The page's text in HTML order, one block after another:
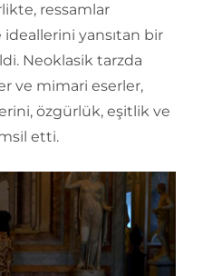
ressamlar
yansıtan bir
Neoklasik tarzda
ve mimari eserler,
özgürlük, eşitlik ve
etti.